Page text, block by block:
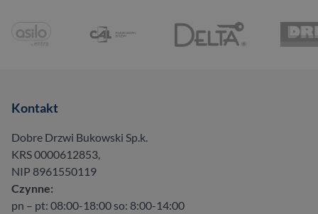
Kontakt
Dobre Drzwi Bukowski Sp.k.
KRS 0000612853,
NIP 8961550119
Czynne:
pn – pt: 08:00-18:00 so: 8:00-14:00